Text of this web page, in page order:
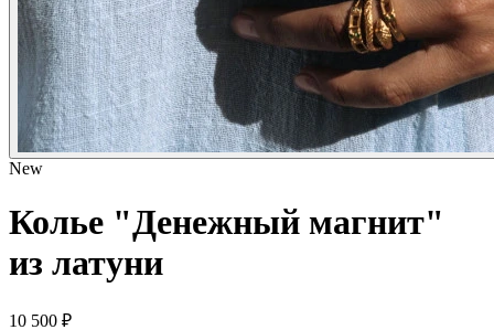
New
Колье "Денежный магнит"
из латуни
10 500 ₽